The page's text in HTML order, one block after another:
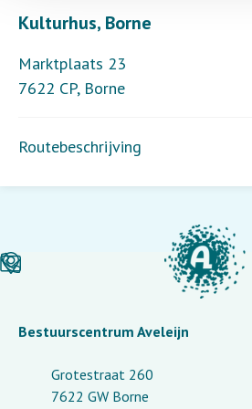
Kulturhus, Borne
Marktplaats 23
7622 CP, Borne
Routebeschrijving
Bestuurscentrum Aveleijn
Grotestraat 260
7622 GW Borne